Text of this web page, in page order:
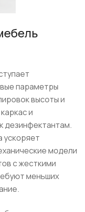
параметры
высоты и
и
дезинфектантам.
ускоряет
модели
с жесткими
меньших